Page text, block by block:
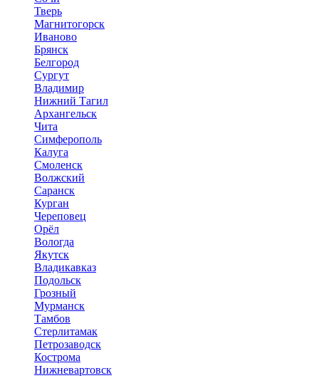
Тверь
Магнитогорск
Иваново
Брянск
Белгород
Сургут
Владимир
Нижний Тагил
Архангельск
Чита
Симферополь
Калуга
Смоленск
Волжский
Саранск
Курган
Череповец
Орёл
Вологда
Якутск
Владикавказ
Подольск
Грозный
Мурманск
Тамбов
Стерлитамак
Петрозаводск
Кострома
Нижневартовск